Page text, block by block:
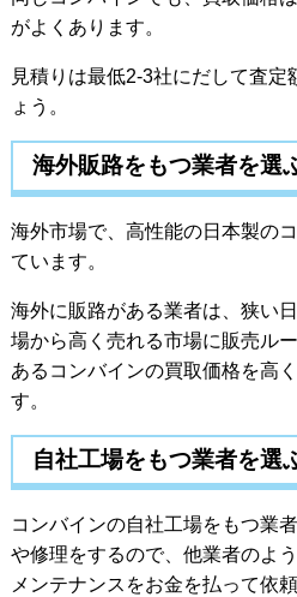
がよくあります。
見積りは最低2-3社にだして査定
ょう。
海外販路をもつ業者を選
海外市場で、高性能の日本製の
ています。
海外に販路がある業者は、狭い
場から高く売れる市場に販売ル
あるコンバインの買取価格を高
す。
自社工場をもつ業者を選
コンバインの自社工場をもつ業
や修理をするので、他業者のよ
メンテナンスをお金を払って依頼